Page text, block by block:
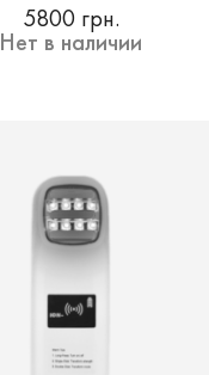
5800 грн.
Нет в наличии